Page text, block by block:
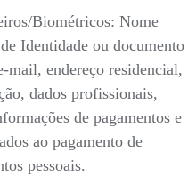
Biométricos: Nome
Identidade ou documento
mail, endereço residencial,
dados profissionais,
de pagamentos e
ao pagamento de
pessoais.